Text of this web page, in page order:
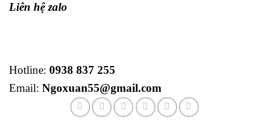
Liên hệ zalo
Hotline: 0938 837 255
Email: Ngoxuan55@gmail.com